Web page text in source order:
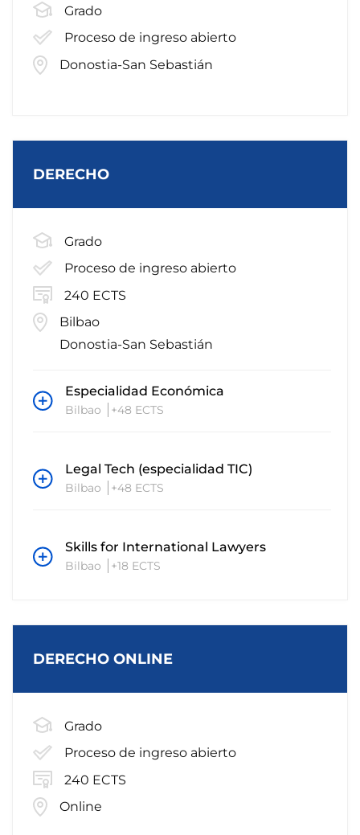
Grado
Proceso de ingreso abierto
Donostia-San Sebastián
DERECHO
Grado
Proceso de ingreso abierto
240 ECTS
Bilbao
Donostia-San Sebastián
Especialidad Económica
Bilbao +48 ECTS
Legal Tech (especialidad TIC)
Bilbao +48 ECTS
Skills for International Lawyers
Bilbao +18 ECTS
DERECHO ONLINE
Grado
Proceso de ingreso abierto
240 ECTS
Online